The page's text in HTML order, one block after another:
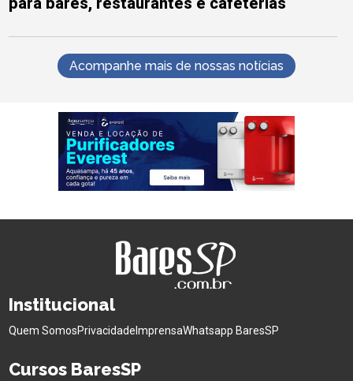
Acompanhe mais de nossas notícias
Institucional
Quem SomosPrivacidade ImprensaWhatsapp BaresSP
Cursos BaresSP